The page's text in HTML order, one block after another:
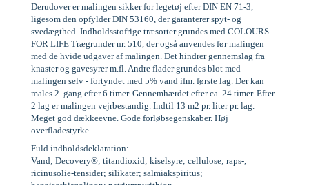
Derudover er malingen sikker for legetøj efter DIN EN 71-3,
ligesom den opfylder DIN 53160, der garanterer spyt- og
svedægthed. Indholdsstofrige træsorter grundes med COLOURS
FOR LIFE Trægrunder nr. 510, der også anvendes før malingen
med de hvide udgaver af malingen. Det hindrer gennemslag fra
knaster og gavesyrer m.fl. Andre flader grundes blot med
malingen selv - fortyndet med 5% vand ifm. første lag. Der kan
males 2. gang efter 6 timer. Gennemhærdet efter ca. 24 timer. Efter
2 lag er malingen vejrbestandig. Indtil 13 m2 pr. liter pr. lag.
Meget god dækkeevne. Gode forløbsegenskaber. Høj
overfladestyrke.
Fuld indholdsdeklaration:
Vand; Decovery®; titandioxid; kiselsyre; cellulose; raps-,
ricinusolie-tensider; silikater; salmiakspiritus;